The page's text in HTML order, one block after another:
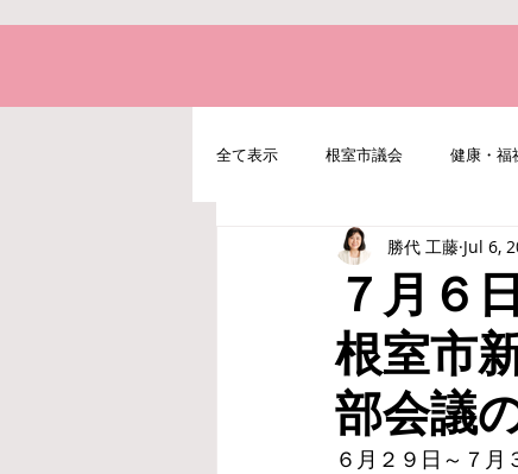
全て表示 根室市議会 健康・福
地域経済・水産・農業 北方領
７月６
根室市
部会議
勝代 工藤 Jul 6,
６月２９日～７月